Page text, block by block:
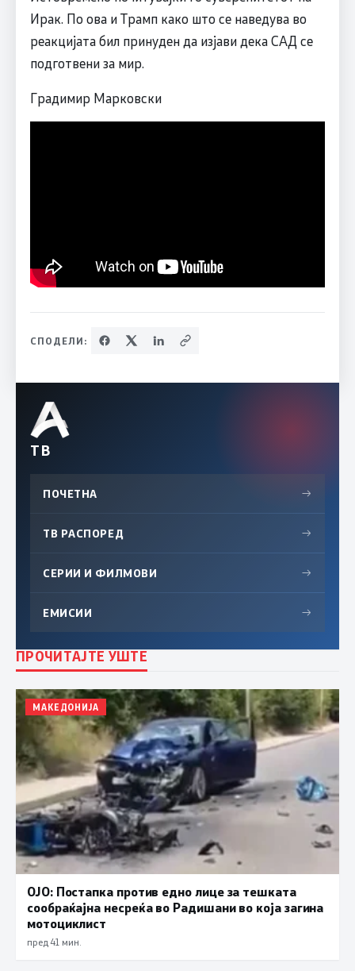
Ирак. По ова и Трамп како што се наведува во
реакцијата бил принуден да изјави дека САД се
подготвени за мир.
Градимир Марковски
СПОДЕЛИ:
ТВ
ПОЧЕТНА →
ТВ РАСПОРЕД →
СЕРИИ И ФИЛМОВИ →
ЕМИСИИ →
ПРОЧИТАЈТЕ УШТЕ
МАКЕДОНИЈА
ОЈО: Постапка против едно лице за тешката
сообраќајна несреќа во Радишани во која загина
мотоциклист
пред 41 мин.